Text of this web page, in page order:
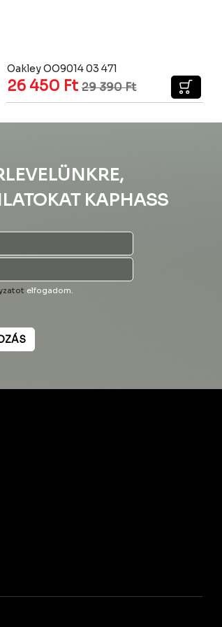
Oakley OO9014 03 471
26 450 Ft 29 390Ft
KAPHASS
elfogadom.